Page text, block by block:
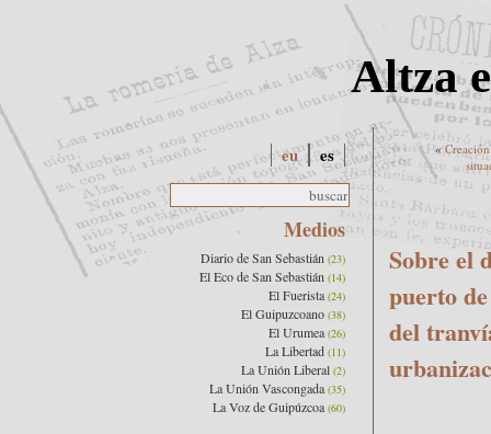
Altza
«
Sobre el
puerto
del
eu es
Medios
Diario de San Sebastián (23)
El Eco de San Sebastián (14)
El Fuerista (24)
El Guipuzcoano (38)
El Urumea (26)
La Libertad (11)
La Unión Liberal (2)
La Unión Vascongada (35)
La Voz de Guipúzcoa (60)